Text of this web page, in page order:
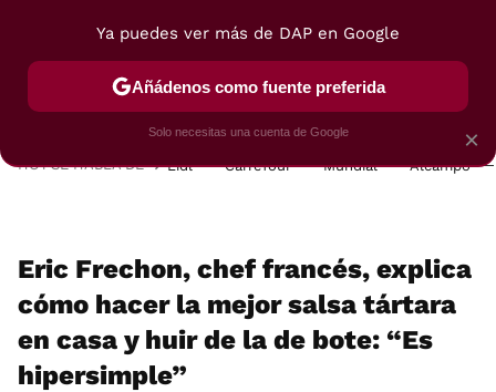
POSTRES VIAJES SELECCIÓN VEGUI
HOY SE HABLA DE Lidl Carrefour Mundial Alcampo
Eric Frechon, chef francés, explica
cómo hacer la mejor salsa tártara
en casa y huir de la de bote: “Es
hipersimple”
×
Ya puedes ver más de DAP en Google
Añádenos como fuente preferida
Solo necesitas una cuenta de Google